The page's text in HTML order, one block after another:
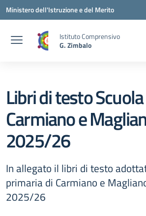
Vai ai contenuti
Vai al menu di navigazione
Vai al footer
Ministero dell'Istruzione e del Merito
Istituto Comprensivo
G. Zimbalo
Libri di testo
Carmiano e
2025/26
In allegato il libri di testo
primaria di Carmiano e
2025/26